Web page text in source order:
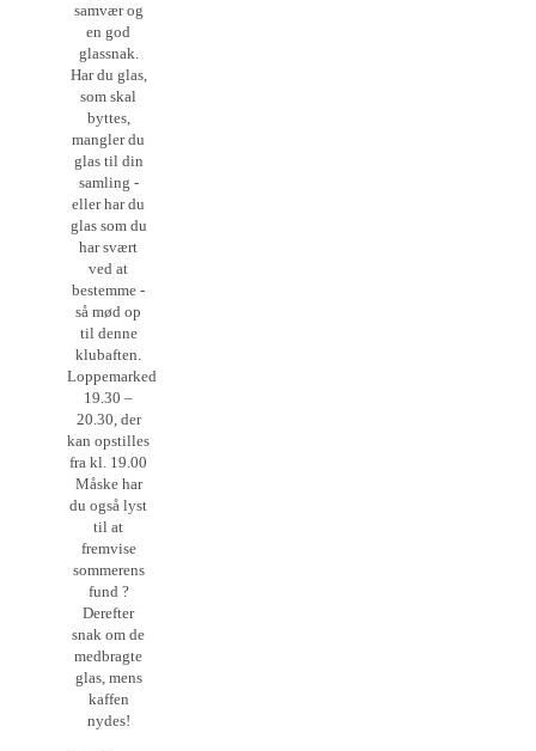
samvær og
en god
glassnak.
Har du glas,
som skal
byttes,
mangler du
glas til din
samling -
eller har du
glas som du
har svært
ved at
bestemme -
så mød op
til denne
klubaften.
Loppemarked
19.30 –
20.30, der
kan opstilles
fra kl. 19.00
Måske har
du også lyst
til at
fremvise
sommerens
fund ?
Derefter
snak om de
medbragte
glas, mens
kaffen
nydes!